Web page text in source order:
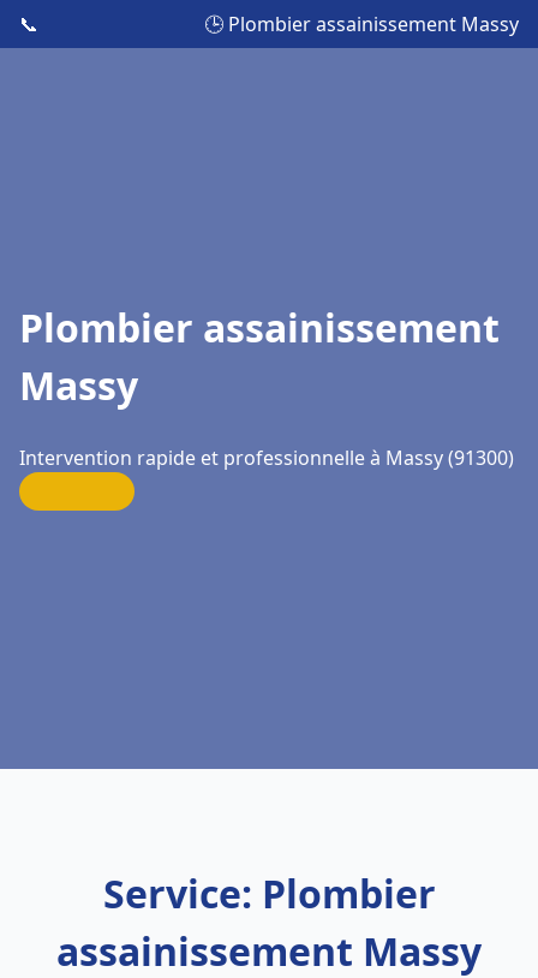
📞 🕒 Plombier assainissement Massy
Plombier assainissement
Massy
Intervention rapide et professionnelle à Massy (91300)
Service: Plombier
assainissement Massy